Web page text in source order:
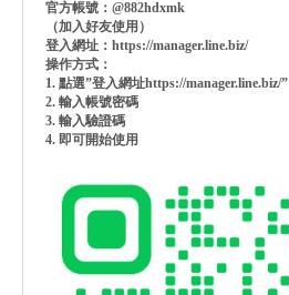
官方帳號：@882hdxmk
（加入好友使用）
登入網址：https://manager.line.biz/
操作方式：
1. 點選”登入網址https://manager.line.biz/”
2. 輸入帳號密碼
3. 輸入驗證碼
4. 即可開始使用